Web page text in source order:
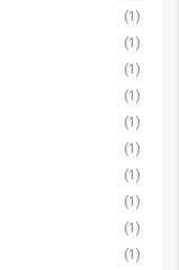
(1)
(1)
(1)
(1)
(1)
(1)
(1)
(1)
(1)
(1)